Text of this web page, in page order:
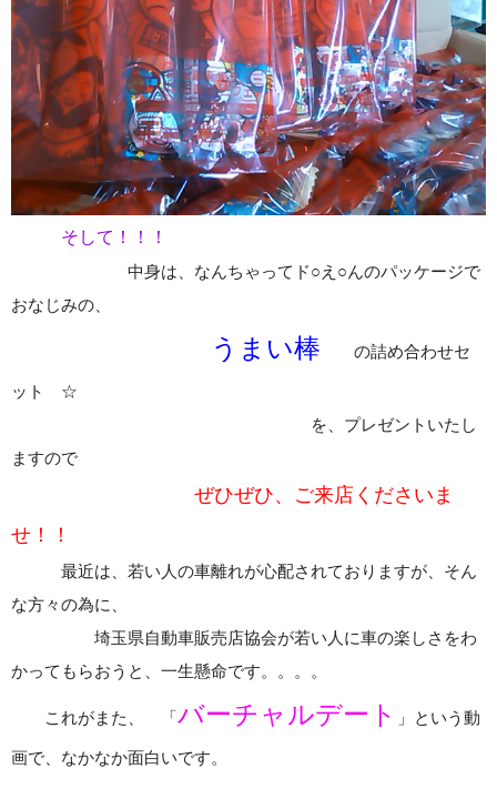
そして！！！
中身は、なんちゃってド○え○んのパッケージで
おなじみの、
うまい棒 の詰め合わせセ
ット ☆
を、プレゼントいたし
ますので
ぜひぜひ、ご来店くださいま
せ！！
最近は、若い人の車離れが心配されておりますが、そん
な方々の為に、
埼玉県自動車販売店協会が若い人に車の楽しさをわ
かってもらおうと、一生懸命です。。。。
これがまた、 「バーチャルデート 」という動
画で、なかなか面白いです。